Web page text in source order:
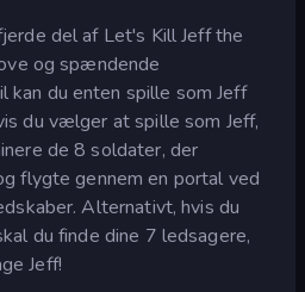
del af Let's Kill Jeff the
og spændende
kan du enten spille som Jeff
du vælger at spille som Jeff,
de 8 soldater, der
flygte gennem en portal ved
Alternativt, hvis du
du finde dine 7 ledsagere,
Jeff!